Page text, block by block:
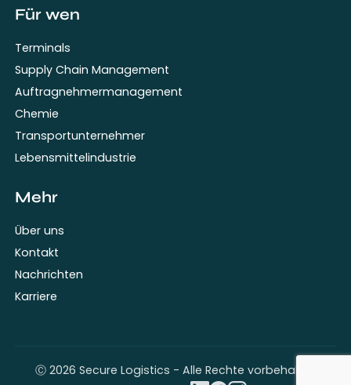
Für wen
Terminals
Supply Chain Management
Auftragnehmermanagement
Chemie
Transportunternehmer
Lebensmittelindustrie
Mehr
Über uns
Kontakt
Nachrichten
Karriere
Ⓒ 2026 Secure Logistics - Alle Rechte vorbehalten